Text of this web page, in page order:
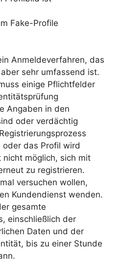
Fake-Profile
Anmeldeverfahren, das
sehr umfassend ist.
einige Pflichtfelder
Angaben in den
oder verdächtig
das Profil wird
möglich, sich mit
zu registrieren.
versuchen wollen,
Kundendienst wenden.
gesamte
einschließlich der
Daten und der
bis zu einer Stunde